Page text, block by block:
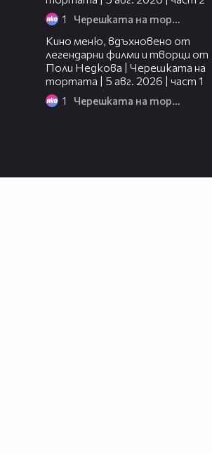
1 Черешката на тортата
Кино меню, вдъхновено от
легендарни филми и творци от
Поли Недкова | Черешката на
тортата | 5 авг. 2026 | част 1
1 Черешката на тортата